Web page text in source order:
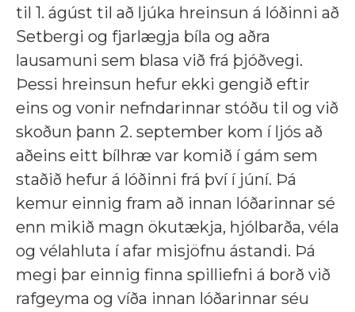
til 1. ágúst til að ljúka hreinsun á lóðinni að
Setbergi og fjarlægja bíla og aðra
lausamuni sem blasa við frá þjóðvegi.
Þessi hreinsun hefur ekki gengið eftir
eins og vonir nefndarinnar stóðu til og við
skoðun þann 2. september kom í ljós að
aðeins eitt bílhræ var komið í gám sem
staðið hefur á lóðinni frá því í júní. Þá
kemur einnig fram að innan lóðarinnar sé
enn mikið magn ökutækja, hjólbarða, véla
og vélahluta í afar misjöfnu ástandi. Þá
megi þar einnig finna spilliefni á borð við
rafgeyma og víða innan lóðarinnar séu